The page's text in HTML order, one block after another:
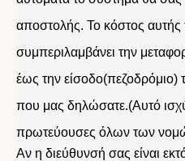
αποστολής. Το κόστος αυτής
συμπεριλαμβάνει την
έως την
που μας δηλώσατε.(Αυτό
πρωτεύουσες όλων των
Αν η διεύθυνσή σας είναι